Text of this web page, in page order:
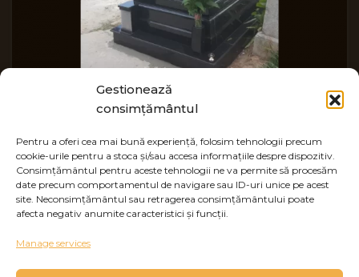
Gestionează
consimțământul
Pentru a oferi cea mai bună experiență, folosim tehnologii precum
cookie-urile pentru a stoca și/sau accesa informațiile despre dispozitiv.
Consimțământul pentru aceste tehnologii ne va permite să procesăm
date precum comportamentul de navigare sau ID-uri unice pe acest
site. Neconsimțământul sau retragerea consimțământului poate
afecta negativ anumite caracteristici și funcții.
Manage services
Lucrari masive granit